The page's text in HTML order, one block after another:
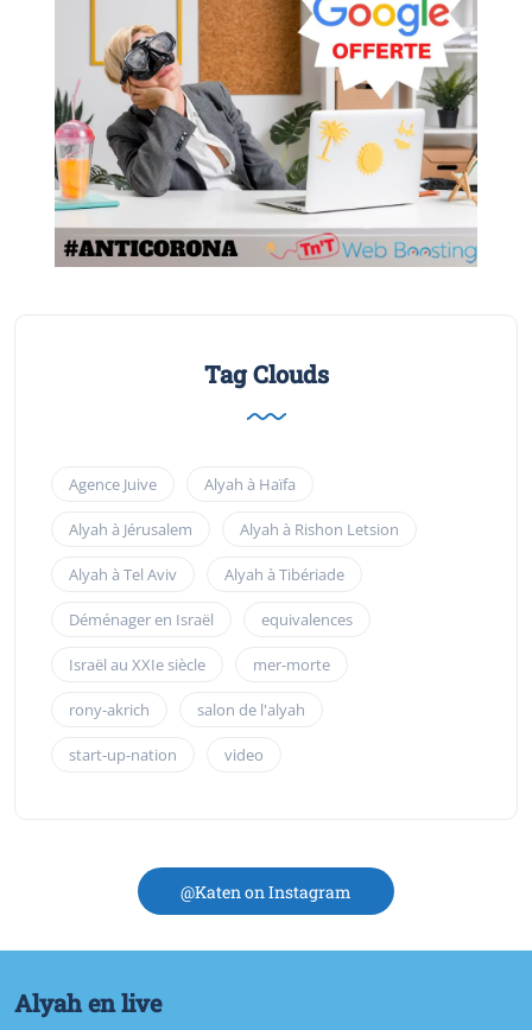
Tag Clouds
Agence Juive Alyah à Haïfa
Alyah à Jérusalem Alyah à Rishon Letsion
Alyah à Tel Aviv Alyah à Tibériade
Déménager en Israël equivalences
Israël au XXIe siècle mer-morte
rony-akrich salon de l'alyah
start-up-nation video
@Katen on Instagram
Alyah en live